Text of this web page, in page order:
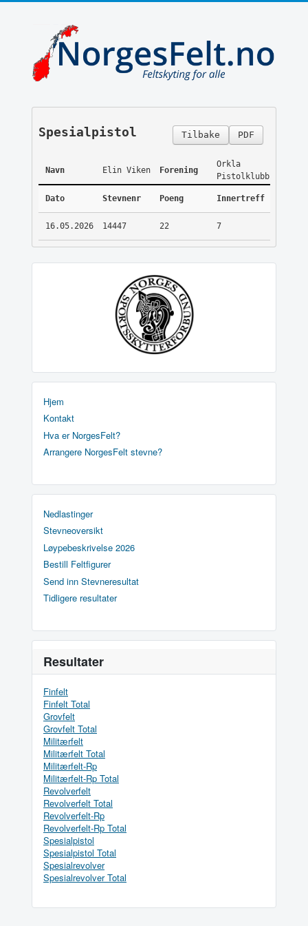
PDF
Tilbake
Spesialpistol
Navn Elin Viken Forening
Orkla
Pistolklubb
Dato Stevnenr Poeng Innertreff
16.05.2026 14447 22 7
Hjem
Kontakt
Hva er NorgesFelt?
Arrangere NorgesFelt stevne?
Nedlastinger
Stevneoversikt
Løypebeskrivelse 2026
Bestill Feltfigurer
Send inn Stevneresultat
Tidligere resultater
Resultater
Finfelt
Finfelt Total
Grovfelt
Grovfelt Total
Militærfelt
Militærfelt Total
Militærfelt-Rp
Militærfelt-Rp Total
Revolverfelt
Revolverfelt Total
Revolverfelt-Rp
Revolverfelt-Rp Total
Spesialpistol
Spesialpistol Total
Spesialrevolver
Spesialrevolver Total